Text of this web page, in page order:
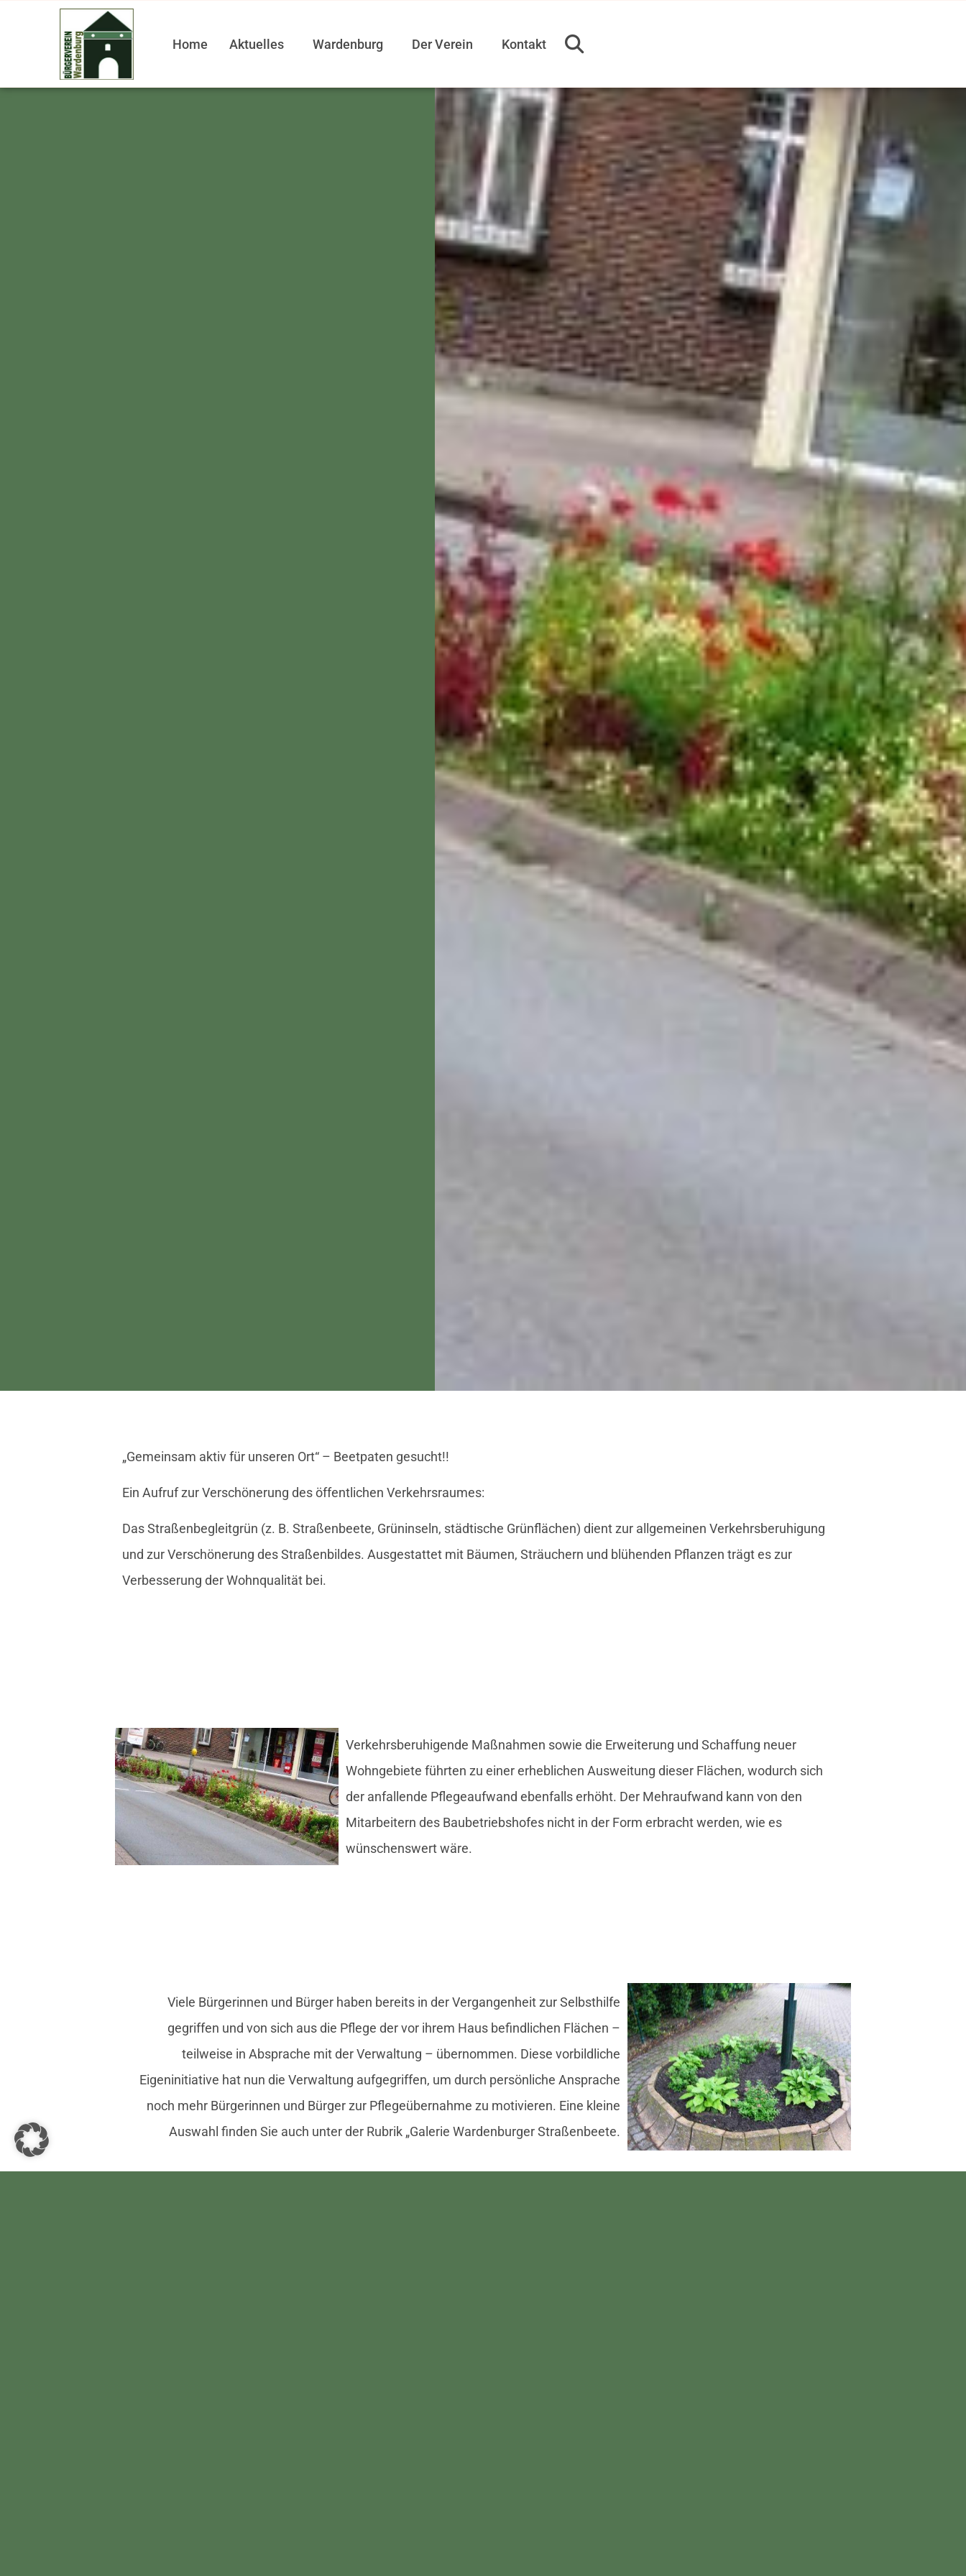
Home Aktuelles Wardenburg Der Verein Kontakt
„Gemeinsam aktiv für unseren Ort“ – Beetpaten gesucht!!
Ein Aufruf zur Verschönerung des öffentlichen Verkehrsraumes:
Das Straßenbegleitgrün (z. B. Straßenbeete, Grüninseln, städtische Grünflächen) dient zur allgemeinen Verkehrsberuhigung
und zur Verschönerung des Straßenbildes. Ausgestattet mit Bäumen, Sträuchern und blühenden Pflanzen trägt es zur
Verbesserung der Wohnqualität bei.
Verkehrsberuhigende Maßnahmen sowie die Erweiterung und Schaffung neuer
Wohngebiete führten zu einer erheblichen Ausweitung dieser Flächen, wodurch sich
der anfallende Pflegeaufwand ebenfalls erhöht. Der Mehraufwand kann von den
Mitarbeitern des Baubetriebshofes nicht in der Form erbracht werden, wie es
wünschenswert wäre.
Viele Bürgerinnen und Bürger haben bereits in der Vergangenheit zur Selbsthilfe
gegriffen und von sich aus die Pflege der vor ihrem Haus befindlichen Flächen –
teilweise in Absprache mit der Verwaltung – übernommen. Diese vorbildliche
Eigeninitiative hat nun die Verwaltung aufgegriffen, um durch persönliche Ansprache
noch mehr Bürgerinnen und Bürger zur Pflegeübernahme zu motivieren. Eine kleine
Auswahl finden Sie auch unter der Rubrik „Galerie Wardenburger Straßenbeete.